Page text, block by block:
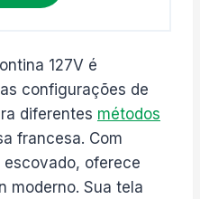
127V é
configurações de
diferentes métodos
francesa. Com
oferece
moderno. Sua tela